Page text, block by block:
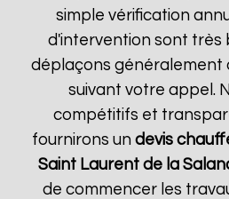
simple vérification
d'intervention sont très
déplaçons généralement
suivant votre appel.
compétitifs et
fournirons un devis
Saint Laurent de la
de commencer les